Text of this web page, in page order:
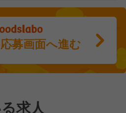
募画面へ進む
求人